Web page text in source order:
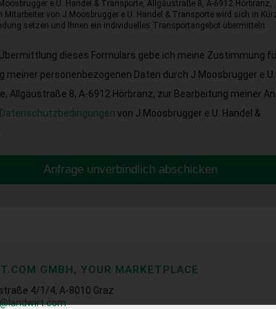
e.U. Handel & Transporte, Allgäustraße 8, A-6912 Hörbranz,
Mitarbeiter von J.Moosbrugger e.U. Handel & Transporte wird sich in
setzen und Ihnen ein individuelles Transportangebot übermitteln.
dieses Formulars gebe ich meine Zustimmung
meiner personenbezogenen Daten durch J.Moosbrugger e.U.
Allgäustraße 8, A-6912 Hörbranz, zur Bearbeitung meiner
Datenschutzbedingungen von J.Moosbrugger e.U. Handel &
Anfrage unverbindlich abschicken
GMBH, YOUR MARKETPLACE
4/1/4, A-8010 Graz